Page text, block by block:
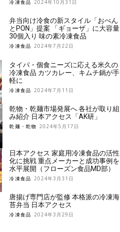
冷凍食品 2024年10月31日
弁当向け冷食の新スタイル「おべん
とPON」提案 「ギョーザ」に大容量
30個入り 味の素冷凍食品
冷凍食品 2024年7月22日
タイパ・個食ニーズに応える米久の
冷凍食品 カツカレー、キムチ鍋が手
軽に
冷凍食品 2024年7月11日
乾物・乾麺市場発展へ 各社が取り組
み紹介 日本アクセス「AK研」
乾麺・乾物 2024年5月17日
日本アクセス 家庭用冷凍食品の活性
化に挑戦 重点メーカーと成功事例を
水平展開（フローズン食品MD部）
冷凍食品 2024年3月31日
唐揚げ専門店が監修 本格派の冷凍海
苔弁当 日本アクセス
冷凍食品 2024年3月29日